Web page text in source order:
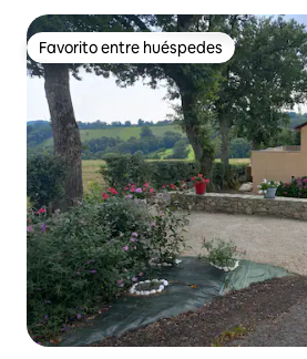
Favorito entre huéspedes
Favorito entre huéspedes